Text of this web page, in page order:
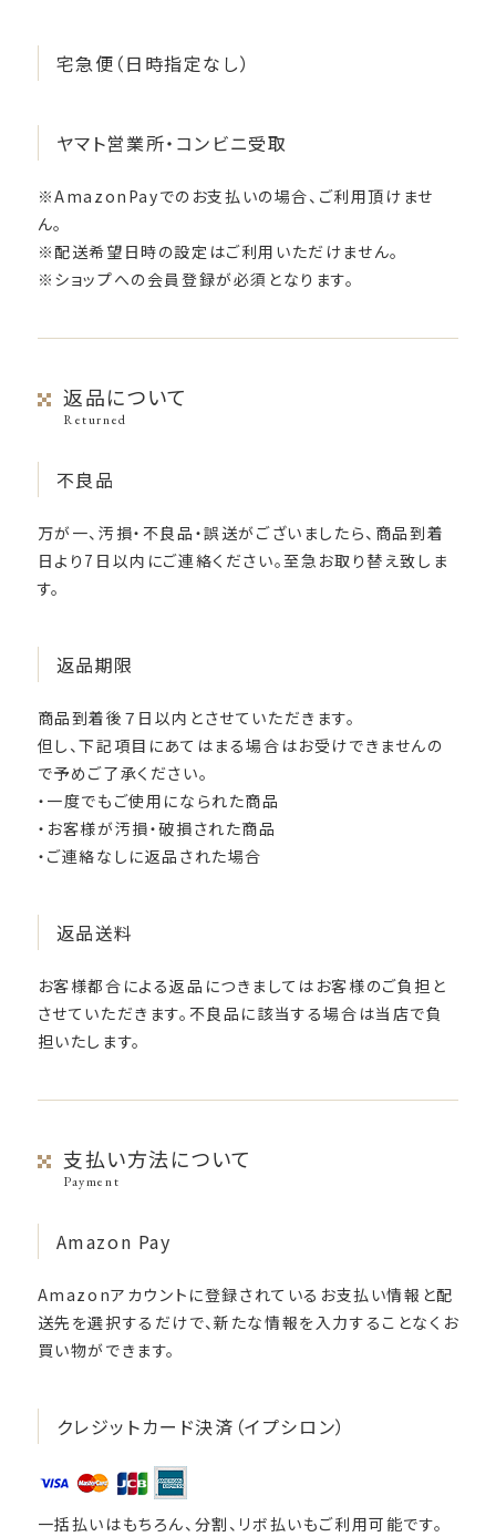
宅急便（日時指定なし）
ヤマト営業所・コンビニ受取
※AmazonPayでのお支払いの場合、ご利用頂けませ
ん。
※配送希望日時の設定はご利用いただけません。
※ショップへの会員登録が必須となります。
返品について
Returned
不良品
万が一、汚損・不良品・誤送がございましたら、商品到着
日より7日以内にご連絡ください。至急お取り替え致しま
す。
返品期限
商品到着後７日以内とさせていただきます。
但し、下記項目にあてはまる場合はお受けできませんの
で予めご了承ください。
・一度でもご使用になられた商品
・お客様が汚損・破損された商品
・ご連絡なしに返品された場合
返品送料
お客様都合による返品につきましてはお客様のご負担と
させていただきます。不良品に該当する場合は当店で負
担いたします。
支払い方法について
Payment
Amazon Pay
Amazonアカウントに登録されているお支払い情報と配
送先を選択するだけで、新たな情報を入力することなくお
買い物ができます。
クレジットカード決済（イプシロン）
一括払いはもちろん、分割、リボ払いもご利用可能です。